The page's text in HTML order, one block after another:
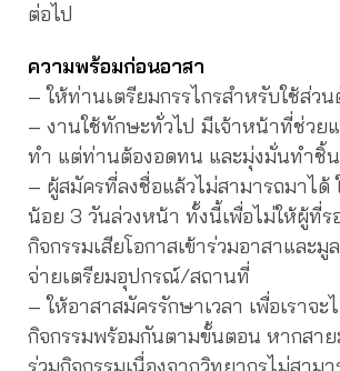
ต่อไป
ความพร้อมก่อนอาสา
– ให้ท่านเตรียมกรรไกรสำหรับใช้ส่ว
– งานใช้ทักษะทั่วไป มีเจ้าหน้าที่ช่วย
ทำ แต่ท่านต้องอดทน และมุ่งมั่นทำชิ้น
– ผู้สมัครที่ลงชื่อแล้วไม่สามารถมาได้
น้อย 3 วันล่วงหน้า ทั้งนี้เพื่อไม่ให้ผู้ที่ร
กิจกรรมเสียโอกาสเข้าร่วมอาสาและมู
จ่ายเตรียมอุปกรณ์/สถานที่
– ให้อาสาสมัครรักษาเวลา เพื่อเราจะ
กิจกรรมพร้อมกันตามขั้นตอน หากสาย